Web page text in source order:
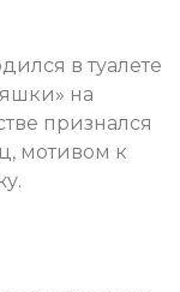
в туалете
на
признался
мотивом к